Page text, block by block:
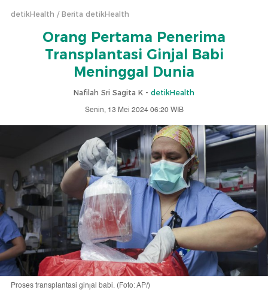
detikHealth Berita detikHealth
Orang Pertama Penerima
Transplantasi Ginjal Babi
Meninggal Dunia
Nafilah Sri Sagita K - detikHealth
Senin, 13 Mei 2024 06:20 WIB
Proses transplantasi ginjal babi. (Foto: AP/)